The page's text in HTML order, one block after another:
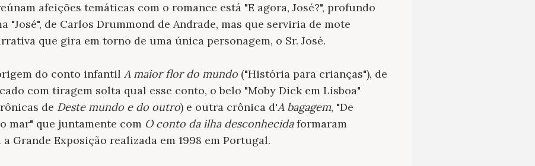
afeições temáticas com o romance está "E agora, José?", profundo
"José", de Carlos Drummond de Andrade, mas que serviria de mote
que gira em torno de uma única personagem, o Sr. José.
do conto infantil A maior flor do mundo ("História para crianças"), de
com tiragem solta qual esse conto, o belo "Moby Dick em Lisboa"
de Deste mundo e do outro) e outra crônica d'A bagagem, "De
mar" que juntamente com O conto da ilha desconhecidaformaram
Grande Exposição realizada em 1998 em Portugal.